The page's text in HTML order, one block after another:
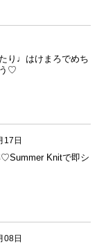
り♩はけまろでめち
♡
17日
♡Summer Knitで即シ
08日